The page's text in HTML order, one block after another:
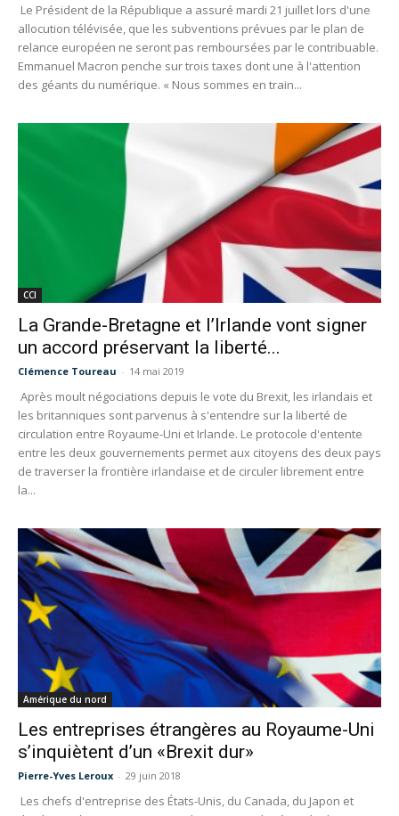
Le Président de la République a assuré mardi 21 juillet lors d'une
allocution télévisée, que les subventions prévues par le plan de
relance européen ne seront pas remboursées par le contribuable.
Emmanuel Macron penche sur trois taxes dont une à l'attention
des géants du numérique. « Nous sommes en train...
CCI
La Grande-Bretagne et l’Irlande vont signer
un accord préservant la liberté...
Clémence Toureau - 14 mai 2019
Après moult négociations depuis le vote du Brexit, les irlandais et
les britanniques sont parvenus à s'entendre sur la liberté de
circulation entre Royaume-Uni et Irlande. Le protocole d'entente
entre les deux gouvernements permet aux citoyens des deux pays
de traverser la frontière irlandaise et de circuler librement entre
la...
Amérique du nord
Les entreprises étrangères au Royaume-Uni
s’inquiètent d’un «Brexit dur»
Pierre-Yves Leroux - 29 juin 2018
Les chefs d'entreprise des États-Unis, du Canada, du Japon et